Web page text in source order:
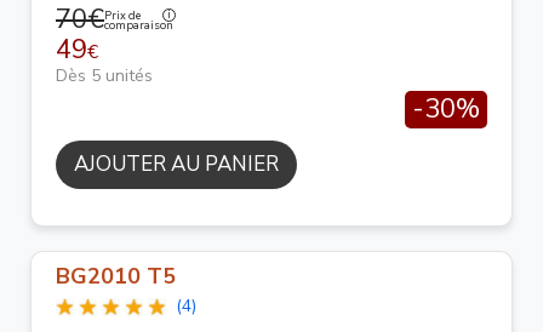
70€Prix de
comparaison
49€
Dès 5 unités
-30%
AJOUTER AU PANIER
BG2010 T5
(4)